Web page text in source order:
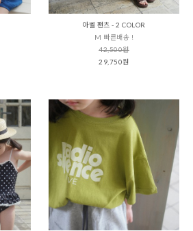
아벨 팬츠 - 2 COLOR
M 빠른배송 !
42,500원
29,750원